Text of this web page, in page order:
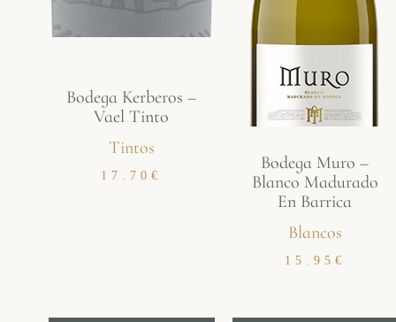
Bodega Kerberos –
Vael Tinto
Tintos
17.70€
Bodega Muro –
Blanco Madurado
En Barrica
Blancos
15.95 €